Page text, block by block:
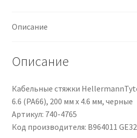
AWG,
schermata,
300
Описание
Описание
Кабельные стяжки
6.6 (PA66), 200 мм x 4.6 мм, черные
Артикул: 740-4765
Код производителя: B964011